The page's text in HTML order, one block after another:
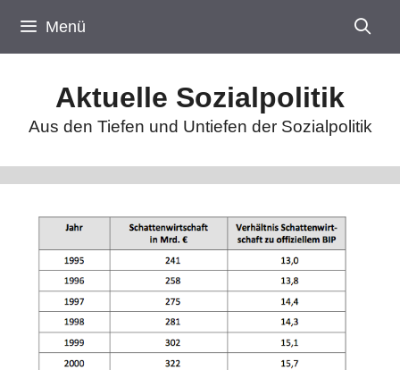
Inhalt
springen
Menü
Aktuelle Sozialpolitik
Aus den Tiefen und Untiefen der Sozialpolitik